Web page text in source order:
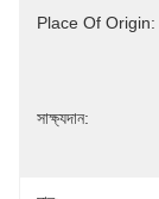
Place Of Origin:
সাক্ষ্যদান: